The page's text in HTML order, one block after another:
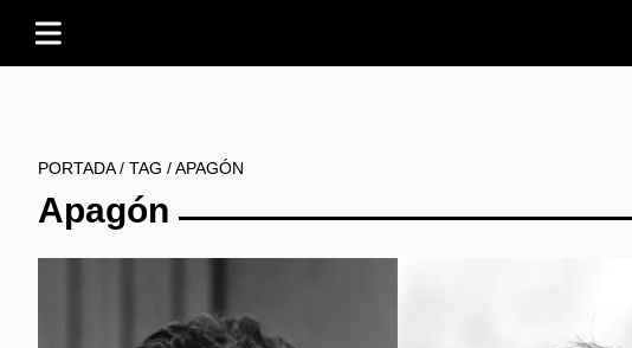
PORTADA/ TAG /APAGÓN
Apagón